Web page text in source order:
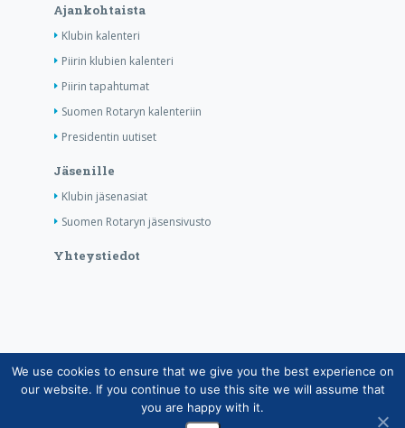
Ajankohtaista
Klubin kalenteri
Piirin klubien kalenteri
Piirin tapahtumat
Suomen Rotaryn kalenteriin
Presidentin uutiset
Jäsenille
Klubin jäsenasiat
Suomen Rotaryn jäsensivusto
Yhteystiedot
Copyright © Suomen Rotarypalvelu ry 2026 |
Jäsentietojärjestelmän tietosuojaseloste|Henkilötietojen
käsittely Rotarytoiminnassa
We use cookies to ensure that we give you the best experience on
our website. If you continue to use this site we will assume that
you are happy with it.